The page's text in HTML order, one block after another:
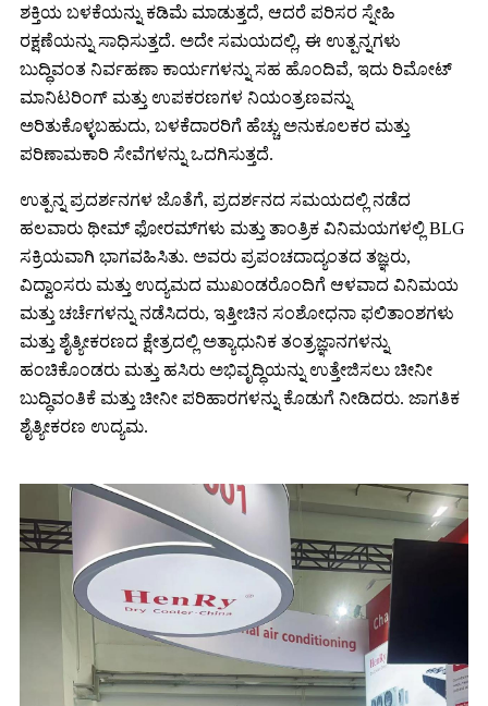
ಶಕ್ತಿಯ ಬಳಕೆಯನ್ನು ಕಡಿಮೆ ಮಾಡುತ್ತದೆ, ಆದರೆ ಪರಿಸರ ಸ್ನೇಹಿ
ರಕ್ಷಣೆಯನ್ನು ಸಾಧಿಸುತ್ತದೆ. ಅದೇ ಸಮಯದಲ್ಲಿ, ಈ ಉತ್ಪನ್ನಗಳು
ಬುದ್ಧಿವಂತ ನಿರ್ವಹಣಾ ಕಾರ್ಯಗಳನ್ನು ಸಹ ಹೊಂದಿವೆ, ಇದು ರಿಮೋಟ್
ಮಾನಿಟರಿಂಗ್ ಮತ್ತು ಉಪಕರಣಗಳ ನಿಯಂತ್ರಣವನ್ನು
ಅರಿತುಕೊಳ್ಳಬಹುದು, ಬಳಕೆದಾರರಿಗೆ ಹೆಚ್ಚು ಅನುಕೂಲಕರ ಮತ್ತು
ಪರಿಣಾಮಕಾರಿ ಸೇವೆಗಳನ್ನು ಒದಗಿಸುತ್ತದೆ.
ಉತ್ಪನ್ನ ಪ್ರದರ್ಶನಗಳ ಜೊತೆಗೆ, ಪ್ರದರ್ಶನದ ಸಮಯದಲ್ಲಿ ನಡೆದ
ಹಲವಾರು ಥೀಮ್ ಫೋರಮ್‌ಗಳು ಮತ್ತು ತಾಂತ್ರಿಕ ವಿನಿಮಯಗಳಲ್ಲಿ BLG
ಸಕ್ರಿಯವಾಗಿ ಭಾಗವಹಿಸಿತು. ಅವರು ಪ್ರಪಂಚದಾದ್ಯಂತದ ತಜ್ಞರು,
ವಿದ್ವಾಂಸರು ಮತ್ತು ಉದ್ಯಮದ ಮುಖಂಡರೊಂದಿಗೆ ಆಳವಾದ ವಿನಿಮಯ
ಮತ್ತು ಚರ್ಚೆಗಳನ್ನು ನಡೆಸಿದರು, ಇತ್ತೀಚಿನ ಸಂಶೋಧನಾ ಫಲಿತಾಂಶಗಳು
ಮತ್ತು ಶೈತ್ಯೀಕರಣದ ಕ್ಷೇತ್ರದಲ್ಲಿ ಅತ್ಯಾಧುನಿಕ ತಂತ್ರಜ್ಞಾನಗಳನ್ನು
ಹಂಚಿಕೊಂಡರು ಮತ್ತು ಹಸಿರು ಅಭಿವೃದ್ಧಿಯನ್ನು ಉತ್ತೇಜಿಸಲು ಚೀನೀ
ಬುದ್ಧಿವಂತಿಕೆ ಮತ್ತು ಚೀನೀ ಪರಿಹಾರಗಳನ್ನು ಕೊಡುಗೆ ನೀಡಿದರು. ಜಾಗತಿಕ
ಶೈತ್ಯೀಕರಣ ಉದ್ಯಮ.